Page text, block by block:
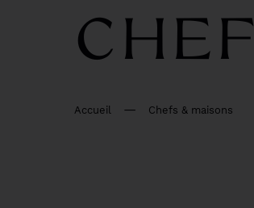
Accueil Chefs & maisons